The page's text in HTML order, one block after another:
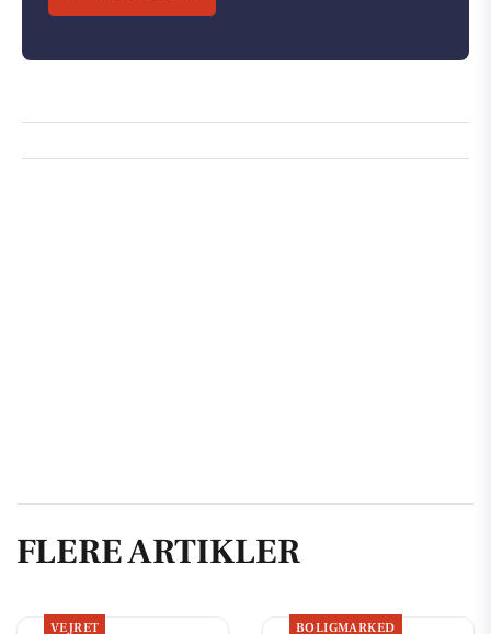
FLERE ARTIKLER
VEJRET BOLIGMARKED